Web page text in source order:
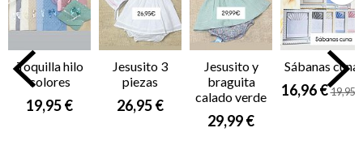
Toquilla hilo
colores
19,95 €
Jesusito 3
piezas
26,95 €
Jesusito y
braguita
calado verde
29,99 €
Sábanas cuna
16,96 €19,95 €